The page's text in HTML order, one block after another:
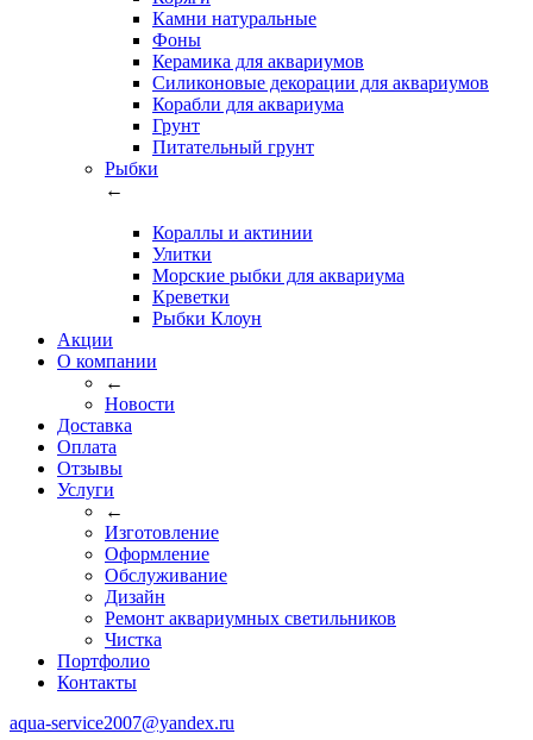
Камни натуральные
Фоны
Керамика для аквариумов
Силиконовые декорации для аквариумов
Корабли для аквариума
Грунт
Питательный грунт
Рыбки
←
Кораллы и актинии
Улитки
Морские рыбки для аквариума
Креветки
Рыбки Клоун
Акции
О компании
←
Новости
Доставка
Оплата
Отзывы
Услуги
←
Изготовление
Оформление
Обслуживание
Дизайн
Ремонт аквариумных светильников
Чистка
Портфолио
Контакты
aqua-service2007@yandex.ru